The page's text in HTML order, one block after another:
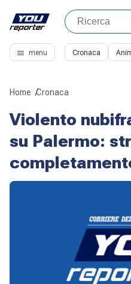
menu Cronaca
Home Cronaca
Violento
su Palermo: